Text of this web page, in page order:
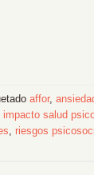
affor,
impacto salud
riesgos